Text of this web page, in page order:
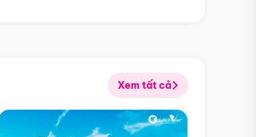
Xem tất cả